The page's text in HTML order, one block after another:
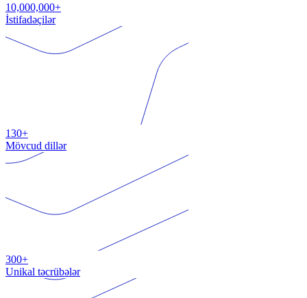
10,000,000+
İstifadəçilər
130+
Mövcud dillər
300+
Unikal təcrübələr